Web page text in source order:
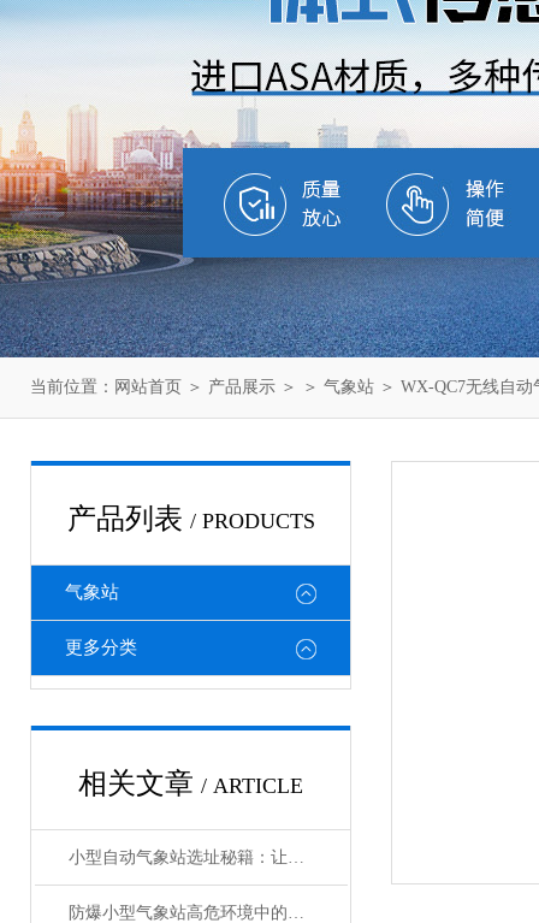
当前位置： 网站首页 ＞ 产品展示 ＞ ＞ 气象站 ＞ WX-QC7无线自动
产品列表 / PRODUCTS
气象站
更多分类
相关文章 / ARTICLE
小型自动气象站选址秘籍：让数据精准“扎根”
防爆小型气象站高危环境中的安全气象守护者